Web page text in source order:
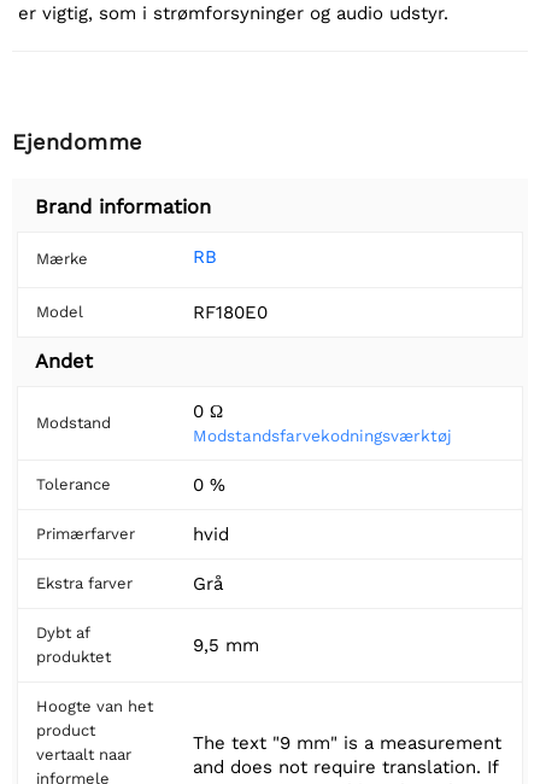
er vigtig, som i strømforsyninger og audio udstyr.
Ejendomme
Brand information
Mærke RB
Model RF180E0
Andet
Modstand
0 Ω
Modstandsfarvekodningsværktøj
Tolerance 0 %
Primærfarver hvid
Ekstra farver Grå
Dybt af
produktet
9,5 mm
Hoogte van het
product
vertaalt naar
informele
The text "9 mm" is a measurement
and does not require translation. If